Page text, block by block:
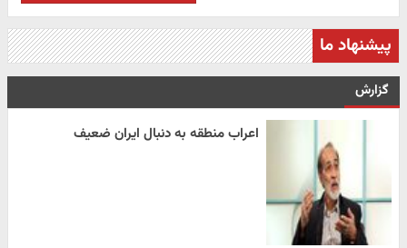
پیشنهاد ما
گزارش
اعراب منطقه به دنبال ایران ضعیف